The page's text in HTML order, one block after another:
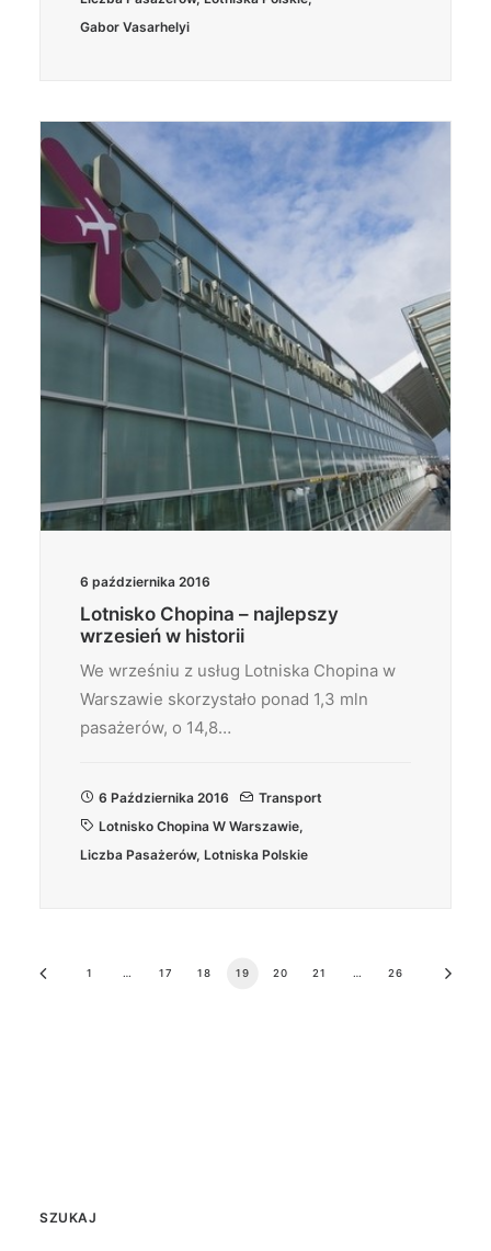
Gabor Vasarhelyi
6 października 2016
Lotnisko Chopina – najlepszy
wrzesień w historii
We wrześniu z usług Lotniska Chopina w
Warszawie skorzystało ponad 1,3 mln
pasażerów, o 14,8…
6 Października 2016
Transport
Lotnisko Chopina W Warszawie,
Liczba Pasażerów, Lotniska Polskie
1 … 17 18 19 20 21 … 26
SZUKAJ